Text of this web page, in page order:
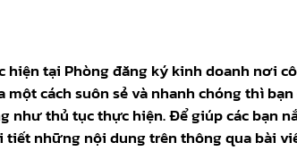
tại Phòng đăng ký kinh doanh nơi
cách suôn sẻ và nhanh chóng thì
thủ tục thực hiện. Để giúp các bạn
tiết những nội dung trên thông qua bài